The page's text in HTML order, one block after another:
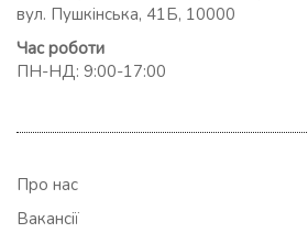
вул. Пушкінська, 41Б, 10000
Час роботи
ПН-НД: 9:00-17:00
Про нас
Вакансії